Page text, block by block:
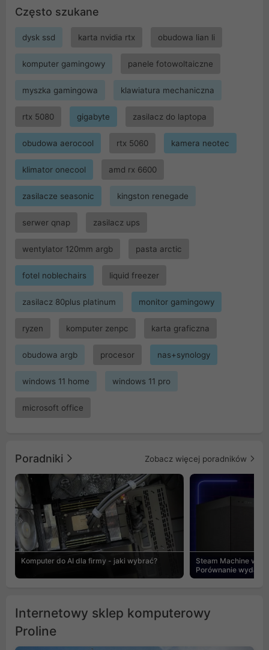
Często szukane
dysk ssd karta nvidia rtx obudowa lian li
komputer gamingowy panele fotowoltaiczne
myszka gamingowa klawiatura mechaniczna
rtx 5080 gigabyte zasilacz do laptopa
obudowa aerocool rtx 5060 kamera neotec
klimator onecool amd rx 6600
zasilacze seasonic kingston renegade
serwer qnap zasilacz ups
wentylator 120mm argb pasta arctic
fotel noblechairs liquid freezer
zasilacz 80plus platinum monitor gamingowy
ryzen komputer zenpc karta graficzna
obudowa argb procesor nas+synology
windows 11 home windows 11 pro
microsoft office
Poradniki Zobacz więcej poradników
Komputer do AI dla firmy - jaki wybrać?
Steam Machine vs
Porównanie
Internetowy sklep komputerowy
Proline